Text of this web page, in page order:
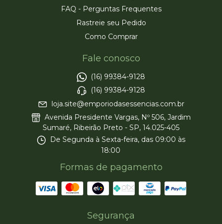
FAQ - Perguntas Frequentes
Rastreie seu Pedido
Como Comprar
Fale conosco
(16) 99384-9128
(16) 99384-9128
loja.site@emporiodasessencias.com.br
Avenida Presidente Vargas, Nº 506, Jardim
Sumaré, Ribeirão Preto - SP, 14.025-405
De Segunda à Sexta-feira, das 09:00 às
18:00
Formas de pagamento
Segurança